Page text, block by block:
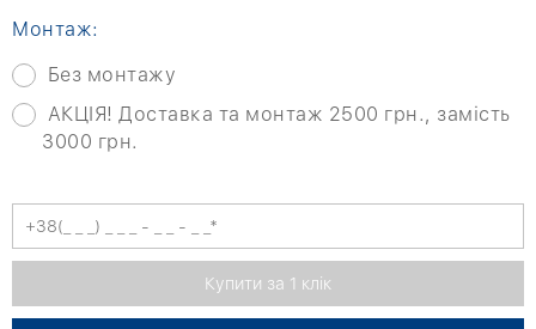
Монтаж:
Без монтажу
АКЦІЯ! Доставка та монтаж 2500 грн., замість
3000 грн.